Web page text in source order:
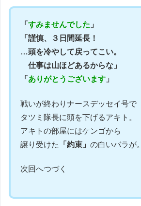
「すみませんでした 」
「謹慎、３日間延長！
…頭を冷やして戻ってこい。
仕事は山ほどあるからな」
「 ありがとうございます 」
戦いが終わりナースデッセイ号で
タツミ隊長に頭を下げるアキト。
アキトの部屋にはケンゴから
譲り受けた
「約束」の白いバラが。
次回へつづく